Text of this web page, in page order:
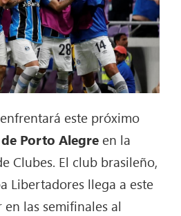
este próximo
Porto Alegre en la
Clubes. El club brasileño,
Libertadores llega a este
las semifinales al